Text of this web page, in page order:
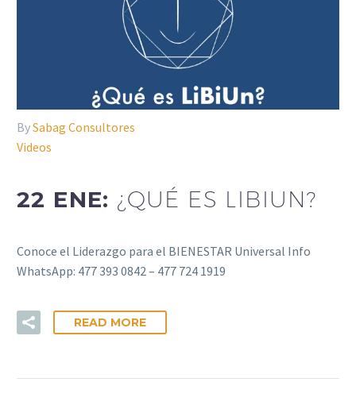
BySabag Consultores
Videos
22 ENE: ¿QUÉ ES LIBIUN?
Conoce el Liderazgo para el BIENESTAR Universal Info
WhatsApp: 477 393 0842 – 477 724 1919
READ MORE